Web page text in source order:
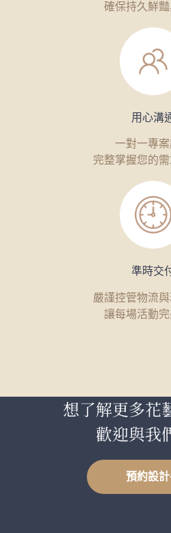
確保持久鮮
用心溝
一對一專
完整掌握您的
準時交
嚴謹控管物流
讓每場活動
想了解更多花
歡迎與我
預約設計